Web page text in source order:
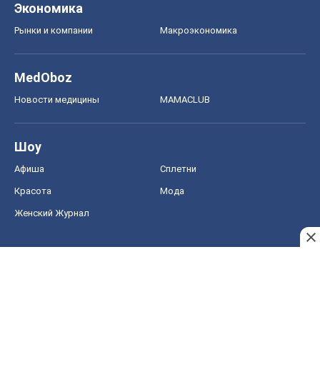
Экономика
Рынки и компании Mакроэкономика
MedOboz
Новости медицины MAMACLUB
Шоу
Афиша Сплетни
Красота Мода
Женский Журнал